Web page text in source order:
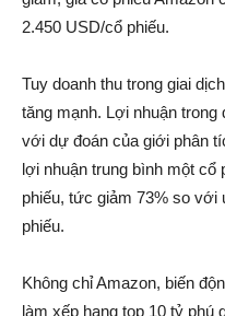
2.450 USD/cổ phiếu.
Tuy doanh thu trong giai
tăng mạnh. Lợi nhuận
với dự đoán của giới phâ‌n
lợi nhuận trung bình một cổ
phiếu, tức gi‌ảm 73% so
phiếu.
Không chỉ Amazon, biến
làm xếp hạng top 10 tỷ phú